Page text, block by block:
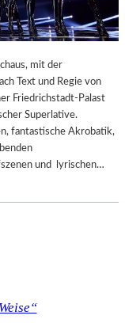
mit der
Text und Regie von
Friedrichstadt-Palast
Superlative.
fantastische Akrobatik,
und lyrischen…